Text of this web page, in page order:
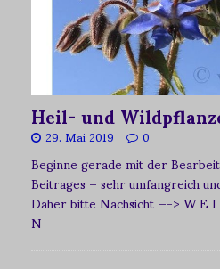
Heil- und
29. Mai 2019 0
Beginne gerade mit der
Beitrages – sehr umfangreich
Daher bitte Nachsicht—-> W E
N